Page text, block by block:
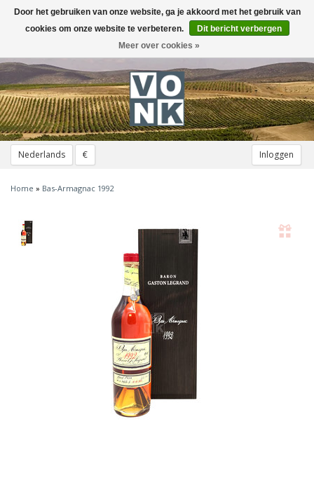
Nederlands € Inloggen
Toggle
navigation
Home » Bas-Armagnac 1992
Door het gebruiken van onze website, ga je akkoord met het gebruik van
cookies om onze website te verbeteren.
Dit bericht verbergen
Meer over cookies »